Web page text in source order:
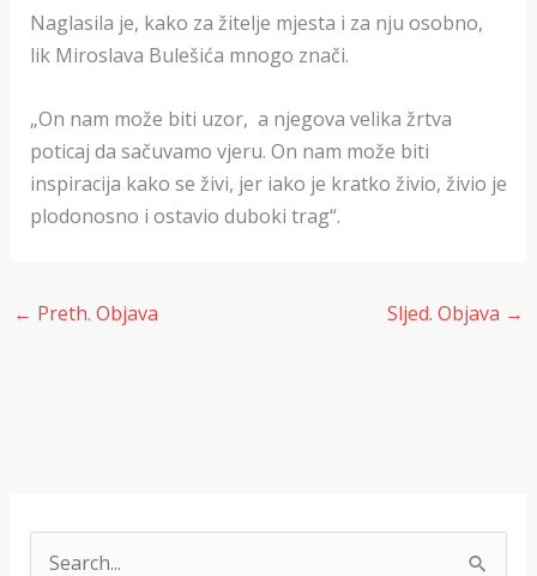
Naglasila je, kako za žitelje mjesta i za nju osobno,
lik Miroslava Bulešića mnogo znači.
„On nam može biti uzor, a njegova velika žrtva
poticaj da sačuvamo vjeru. On nam može biti
inspiracija kako se živi, jer iako je kratko živio, živio je
plodonosno i ostavio duboki trag“.
← Preth. Objava Sljed. Objava →